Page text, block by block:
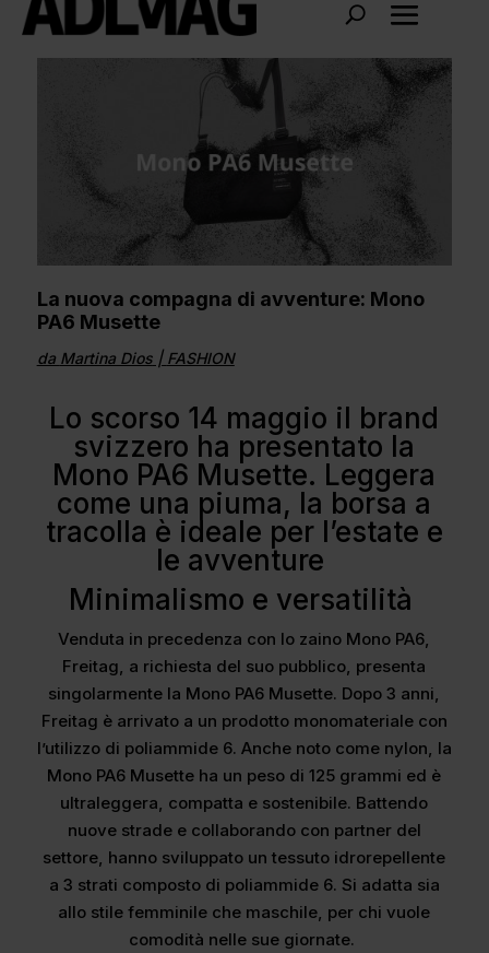
La nuova compagna di avventure: Mono
PA6 Musette
da Martina Dios| FASHION
Lo scorso 14 maggio il brand
svizzero ha presentato la
Mono PA6 Musette. Leggera
come una piuma, la borsa a
tracolla è ideale per l’estate e
le avventure
Minimalismo e versatilità
Venduta in precedenza con lo zaino Mono PA6,
Freitag, a richiesta del suo pubblico, presenta
singolarmente la Mono PA6 Musette. Dopo 3 anni,
Freitag è arrivato a un prodotto monomateriale con
l’utilizzo di poliammide 6. Anche noto come nylon, la
Mono PA6 Musette ha un peso di 125 grammi ed è
ultraleggera, compatta e sostenibile. Battendo
nuove strade e collaborando con partner del
settore, hanno sviluppato un tessuto idrorepellente
a 3 strati composto di poliammide 6. Si adatta sia
allo stile femminile che maschile, per chi vuole
comodità nelle sue giornate.